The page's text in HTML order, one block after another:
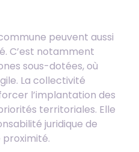
peuvent aussi
C’est notamment
sous-dotées, où
La collectivité
l’implantation des
territoriales. Elle
juridique de
proximité.